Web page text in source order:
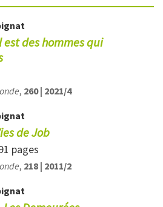
est des hommes qui
, 260 | 2021/4
de Job
pages
, 218 | 2011/2